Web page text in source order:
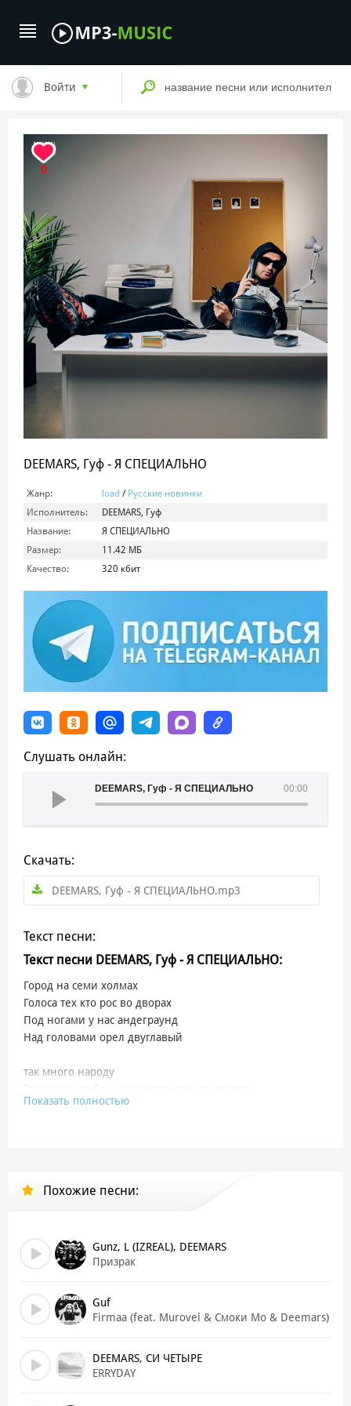
Войти
0
DEEMARS, Гуф - Я СПЕЦИАЛЬНО
Жанр: load / Русские новинки
Исполнитель:
DEEMARS, Гуф
Название:
Я СПЕЦИАЛЬНО
Размер:
11.42 МБ
Качество:
320 кбит
Слушать онлайн:
00:00
DEEMARS, Гуф - Я СПЕЦИАЛЬНО
Скачать:
DEEMARS, Гуф - Я СПЕЦИАЛЬНО.mp3
Текст песни:
Текст песни DEEMARS, Гуф - Я СПЕЦИАЛЬНО:
Город на семи холмах
Голоса тех кто рос во дворах
Под ногами у нас андеграунд
Над головами орел двуглавый
так много народу
Так что если я забыл про кого-то , извиняюсь я это
Сколько готов положить на весы чтоб проблемы
На нас такие же кеды от найк но ты просто попробуй в
них выстоять
Как же так я с ЮВАО но а цао
Я подбираю так долго слова чтобы без имен говорить
Показать полностью
Похожие песни:
Gunz, L (IZREAL), DEEMARS
Призрак
Guf
Firmaa (feat. Murovei & Смоки Мо & Deemars)
DEEMARS, СИ ЧЕТЫРЕ
ERRYDAY